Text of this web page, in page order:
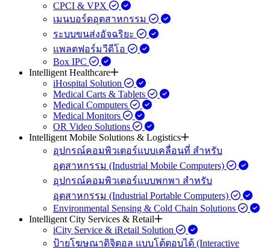
CPCI & VPX
เมนบอร์ดอุตสาหกรรม
ระบบขนส่งอัจฉริยะ
แพลตฟอร์มวีดีโอ
Box IPC
Intelligent Healthcare
iHospital Solution
Medical Carts & Tablets
Medical Computers
Medical Monitors
OR Video Solutions
Intelligent Mobile Solutions & Logistics
อุปกรณ์คอมพิวเตอร์แบบเคลื่อนที่ สำหรับ
อุตสาหกรรม (Industrial Mobile Computers)
อุปกรณ์คอมพิวเตอร์แบบพกพา สำหรับ
อุตสาหกรรม (Industrial Portable Computers)
Environmental Sensing & Cold Chain Solutions
Intelligent City Services & Retail
iCity Service & iRetail Solution
ป้ายโฆษณาดิจิตอล แบบโต้ตอบได้ (Interactive